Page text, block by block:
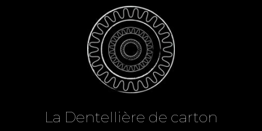
La Dentel lière de carton